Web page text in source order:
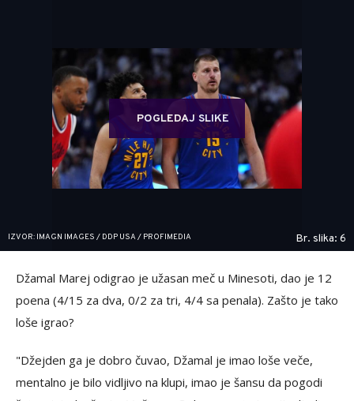
POGLEDAJ SLIKE
IZVOR: IMAGN IMAGES / DDP USA / PROFIMEDIA Br. slika: 6
Džamal Marej odigrao je užasan meč u Minesoti, dao je 12
poena (4/15 za dva, 0/2 za tri, 4/4 sa penala). Zašto je tako
loše igrao?
"Džejden ga je dobro čuvao, Džamal je imao loše veče,
mentalno je bilo vidljivo na klupi, imao je šansu da pogodi